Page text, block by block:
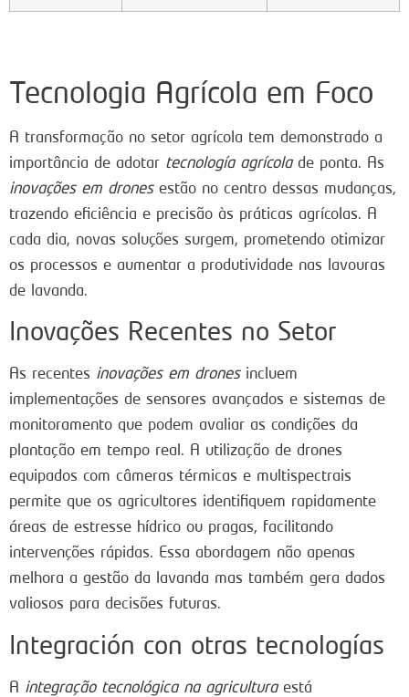
Tecnologia Agrícola em Foco
A transformação no setor agrícola tem demonstrado a
importância de adotar tecnología agrícolade ponta. As
inovações em dronesestão no centro dessas mudanças,
trazendo eficiência e precisão às práticas agrícolas. A
cada dia, novas soluções surgem, prometendo otimizar
os processos e aumentar a produtividade nas lavouras
de lavanda.
Inovações Recentes no Setor
As recentes inovações em dronesincluem
implementações de sensores avançados e sistemas de
monitoramento que podem avaliar as condições da
plantação em tempo real. A utilização de drones
equipados com câmeras térmicas e multispectrais
permite que os agricultores identifiquem rapidamente
áreas de estresse hídrico ou pragas, facilitando
intervenções rápidas. Essa abordagem não apenas
melhora a gestão da lavanda mas também gera dados
valiosos para decisões futuras.
Integración con otras tecnologías
A integração tecnológica na agriculturaestá